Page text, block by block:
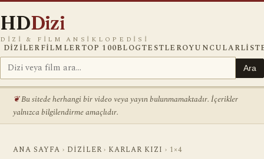
HDDizi
DIZI & FILM ANSIKLOPEDISI
DIZILERFILMLERTOP 100BLOGTESTLEROYUNCULAR
Ara
Bu sitede herhangi bir video veya yayın bulunmamaktadır. İçerikler
yalnızca bilgilendirme amaçlıdır.
ANA SAYFA › DIZILER › KARLAR KIZI › 1×4